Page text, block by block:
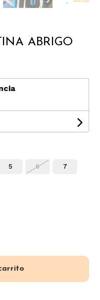
ABRIGO
5 6 7